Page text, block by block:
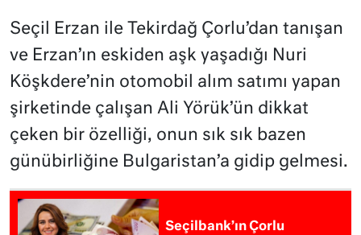
Seçil Erzan ile Tekirdağ Çorlu’dan tanışan
ve Erzan’ın eskiden aşk yaşadığı Nuri
Köşkdere’nin otomobil alım satımı yapan
şirketinde çalışan Ali Yörük’ün dikkat
çeken bir özelliği, onun sık sık bazen
günübirliğine Bulgaristan’a gidip gelmesi.
Seçilbank’ın Çorlu